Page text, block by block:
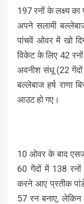
197 रनों के लक्ष्य का
अपने सलामी
पांचवें ओवर में खो
विकेट के लिए 42
अवनीश संधू (22
बल्लेबाज हर्ष राणा
आउट हो गए।
10 ओवर के बाद
60 गेंदों में 138
करने आए प्रतीक
57 रन बनाए, लेकिन